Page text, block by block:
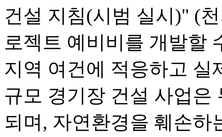
건설 지침(시범 실시)" (
로젝트 예비비를 개발할
지역 여건에 적응하고 실
규모 경기장 건설 사업은
되며, 자연환경을 훼손하